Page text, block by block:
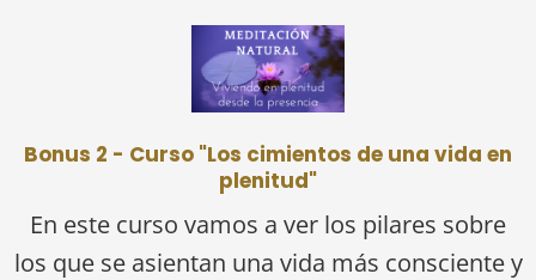
Bonus 2 - Curso "Los cimientos de una vida en
plenitud"
En este curso vamos a ver los pilares sobre
los que se asientan una vida más consciente y